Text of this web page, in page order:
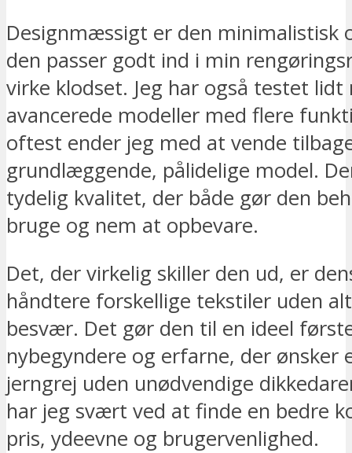
Designmæssigt er den minimalistisk
den passer godt ind i min
virke klodset. Jeg har også testet lidt
avancerede modeller med flere
oftest ender jeg med at vende
grundlæggende, pålidelige model.
tydelig kvalitet, der både gør den
bruge og nem at opbevare.
Det, der virkelig skiller den ud, er
håndtere forskellige tekstiler uden
besvær. Det gør den til en ideel
nybegyndere og erfarne, der ønsker
jerngrej uden unødvendige
har jeg svært ved at finde en bedre
pris, ydeevne og brugervenlighed.